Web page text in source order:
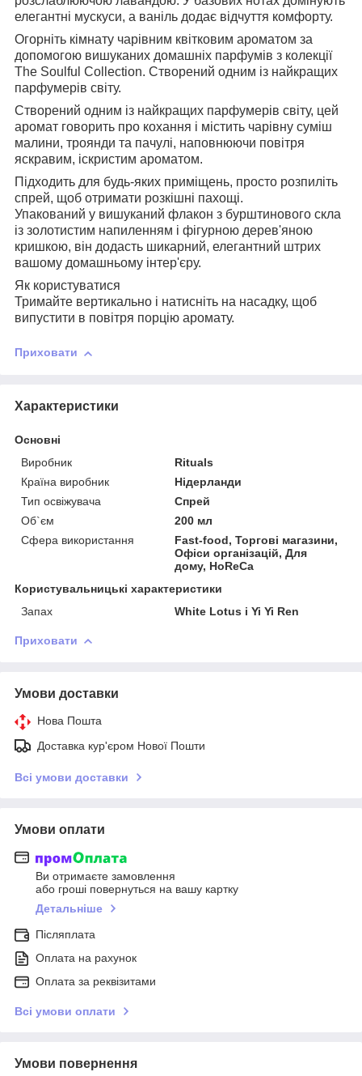
елегантні мускуси, а ваніль додає відчуття комфорту.
Огорніть кімнату чарівним квітковим ароматом за
допомогою вишуканих домашніх парфумів з колекції
The Soulful Collection. Створений одним із найкращих
парфумерів світу.
Створений одним із найкращих парфумерів світу, цей
аромат говорить про кохання і містить чарівну суміш
малини, троянди та пачулі, наповнюючи повітря
яскравим, іскристим ароматом.
Підходить для будь-яких приміщень, просто розпиліть
спрей, щоб отримати розкішні пахощі.
Упакований у вишуканий флакон з бурштинового скла
із золотистим напиленням і фігурною дерев'яною
кришкою, він додасть шикарний, елегантний штрих
вашому домашньому інтер'єру.
Як користуватися
Тримайте вертикально і натисніть на насадку, щоб
випустити в повітря порцію аромату.
Приховати
Характеристики
Основні
Виробник
Rituals
Країна виробник
Нідерланди
Тип освіжувача
Спрей
Об`єм
200 мл
Сфера використання
Fast-food, Торгові магазини,
Офіси організацій, Для
дому, HoReCa
Користувальницькі характеристики
Запах
White Lotus і Yi Yi Ren
Приховати
Умови доставки
Нова Пошта
Доставка кур'єром Нової Пошти
Всі умови доставки
Умови оплати
Ви отримаєте замовлення
або гроші повернуться на вашу картку
Детальніше
Післяплата
Оплата на рахунок
Оплата за реквізитами
Всі умови оплати
Умови повернення